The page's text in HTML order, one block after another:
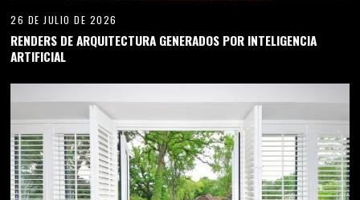
26 DE JULIO DE 2026
RENDERS DE ARQUITECTURA GENERADOS POR INTELIGENCIA
ARTIFICIAL